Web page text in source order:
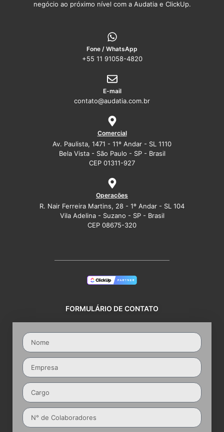
negócio ao próximo nível com a Audatia e ClickUp.
Fone / WhatsApp
+55 11 91058-4820
E-mail
contato@audatia.com.br
Comercial
Av. Paulista, 1471 - 11º Andar - SL 1110
Bela Vista - São Paulo - SP - Brasil
CEP 01311-927
Operações
R. Nair Ferreira Martins, 28 - 1º Andar - SL 104
Vila Adelina - Suzano - SP - Brasil
CEP 08675-320
FORMULÁRIO DE CONTATO